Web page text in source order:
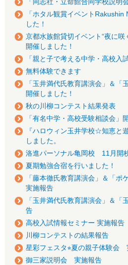
「ホタル観賞イベントRakushin
した！
京都水族館貸切イベント“夜に咲
開催しました！
「親と子で考える中学・高校入
無料体験できます
「玉井満代氏教育講演会」＆「
開催しました！
秋の川柳コンテスト結果発表
「有名中学・高校受験相談会」
『ハロウィン玉井学校☆知恵と
しました。
洛進パーソナル亀岡校 11月開
夏期勉強合宿を行いました！
「藤本徹氏教育講演会」＆「ポ
実施報告
「玉井満代氏教育講演会」＆「
告
高校入試情報セミナー 実施報告
川柳コンテストの結果報告
星彩フェスタ⭐︎夏の親子体験会
御三家説明会 実施報告